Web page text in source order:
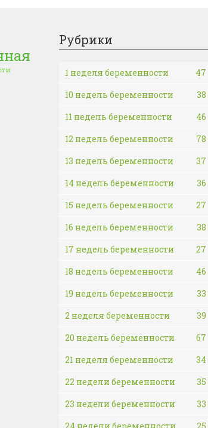
Рубрики
1 неделя беременности
47
10 недель беременности
38
11 недель беременности
46
12 недель беременности
78
13 недель беременности
37
14 недель беременности
36
15 недель беременности
27
16 недель беременности
38
17 недель беременности
27
18 недель беременности
46
19 недель беременности
33
2 неделя беременности
39
20 недель беременности
67
21 неделя беременности
34
22 недели беременности
35
23 недели беременности
33